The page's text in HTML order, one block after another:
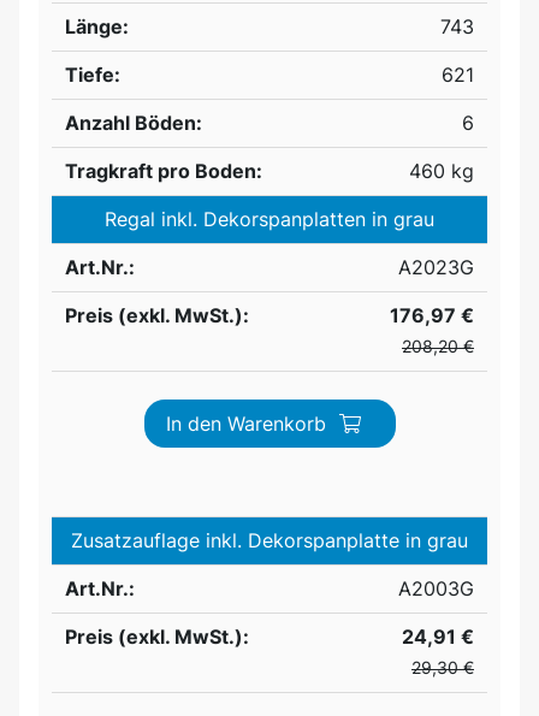
Länge:
743
Tiefe:
621
Anzahl Böden:
6
Tragkraft pro Boden:
460 kg
Regal inkl. Dekorspanplatten in grau
Art.Nr.:
A2023G
Preis (exkl. MwSt.):
176,97 €
208,20 €
In den Warenkorb
Zusatzauflage inkl. Dekorspanplatte in grau
Art.Nr.:
A2003G
Preis (exkl. MwSt.):
24,91 €
29,30 €